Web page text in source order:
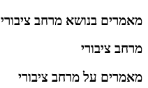
מאמרים בנושא מרחב ציבורי
מרחב ציבורי
מאמרים על מרחב ציבורי